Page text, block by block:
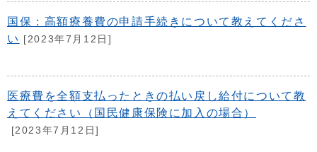
国保：高額療養費の申請手続きについて教えてくださ
い [2023年7月12日]
医療費を全額支払ったときの払い戻し給付について教
えてください（国民健康保険に加入の場合）
[2023年7月12日]